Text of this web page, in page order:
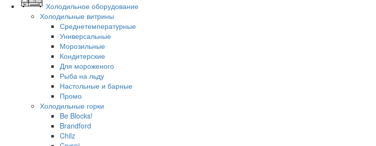
Холодильное оборудование
Холодильные витрины
Среднетемпературные
Универсальные
Морозильные
Кондитерские
Для мороженого
Рыба на льду
Настольные и барные
Промо
Холодильные горки
Be Blocks!
Brandford
Chilz